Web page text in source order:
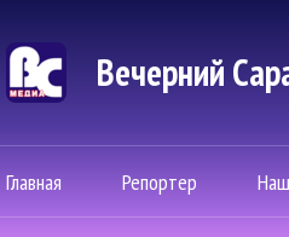
Вечерний
Главная Репортер